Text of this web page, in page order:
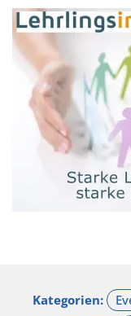
Kategorien: